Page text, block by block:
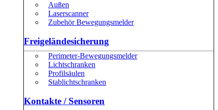
Außen
Laserscanner
Zubehör Bewegungsmelder
Freigeländesicherung
Perimeter-Bewegungsmelder
Lichtschranken
Profilsäulen
Stablichtschranken
Kontakte / Sensoren